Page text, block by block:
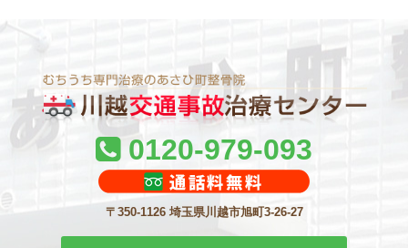
0120-979-093
〒350-1126 埼玉県川越市旭町3-26-27